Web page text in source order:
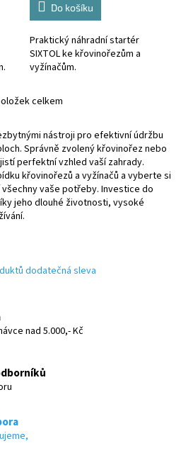
Do košíku
Praktický náhradní startér
SIXTOL ke křovinořezům a
vyžínačům.
O
l
á
d
a
c
í
p
y
s
celkem
nástroji pro efektivní údržbu
Správně zvolený křovinořez nebo
perfektní vzhled vaší zahrady.
křovinořezů a vyžínačů a vyberte si
vaše potřeby. Investice do
jeho dlouhé životnosti, vysoké
dodatečná sleva
nad 5.000,- Kč